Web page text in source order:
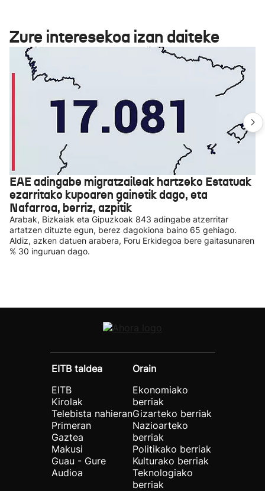
Zure interesekoa izan daiteke
EAE adingabe migratzaileak hartzeko Estatuak
ezarritako kupoaren gainetik dago, eta
Nafarroa, berriz, azpitik
Arabak, Bizkaiak eta Gipuzkoak 843 adingabe atzerritar
artatzen dituzte egun, berez dagokiona baino 65 gehiago.
Aldiz, azken datuen arabera, Foru Erkidegoa bere gaitasunaren
% 30 inguruan dago.
EITB taldea
EITB
Kirolak
Telebista nahieran
Primeran
Gaztea
Makusi
Guau - Gure
Audioa
Orain
Ekonomiako
berriak
Gizarteko berriak
Nazioarteko
berriak
Politikako berriak
Kulturako berriak
Teknologiako
berriak